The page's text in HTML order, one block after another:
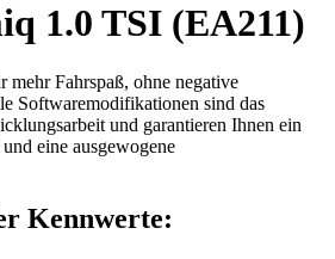
1.0 TSI (EA211)
mehr Fahrspaß, ohne negative
Softwaremodifikationen sind das
und garantieren Ihnen ein
eine ausgewogene
Kennwerte: